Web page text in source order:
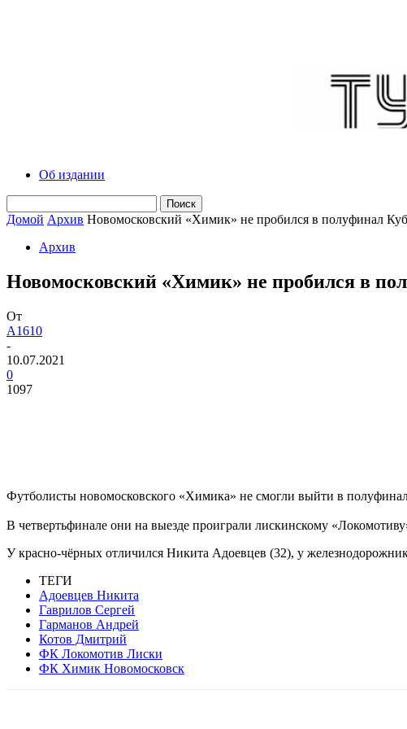
Об издании
Домой Архив Новомосковский «Химик» не пробился в полуфинал
Архив
Новомосковский «Химик» не пробился в
От
A1610
-
10.07.2021
0
1097
Футболисты новомосковского «Химика» не смогли выйти в
В четвертьфинале они на выезде проиграли лискинскому
У красно-чёрных отличился Никита Адоевцев (32), у
ТЕГИ
Адоевцев Никита
Гаврилов Сергей
Гарманов Андрей
Котов Дмитрий
ФК Локомотив Лиски
ФК Химик Новомосковск